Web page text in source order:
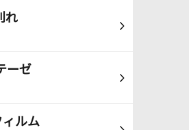
れ
ーゼ
ィルム